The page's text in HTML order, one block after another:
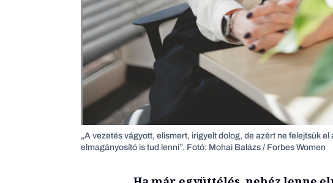
„A vezetés vágyott, elismert, irigyelt dolog, de azért ne felejtsük
elmagányosító is tud lenni”. Fotó: Mohai Balázs / Forbes Women